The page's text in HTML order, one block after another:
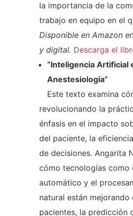
la importancia de la
trabajo en equipo en el
Disponible en Amazon
y digital. Descarga el
“Inteligencia Artificial
Anestesiología”
Este texto examina
revolucionando la
énfasis en el impacto
del paciente, la
de decisiones. Angarita
cómo tecnologías como
automático y el
natural están
pacientes, la predicción